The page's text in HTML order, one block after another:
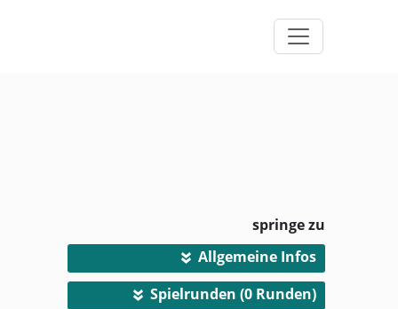
springe zu
»Allgemeine Infos
»Spielrunden (0 Runden)